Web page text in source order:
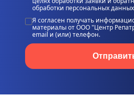
обработки персональных
Я согласен получать
материалы от ООО "Центр
email и (или) телефон.